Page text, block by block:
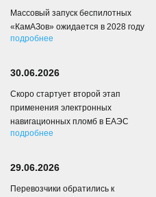
Массовый запуск беспилотных
«КамАЗов» ожидается в 2028 году
подробнее
30.06.2026
Скоро стартует второй этап
применения электронных
навигационных пломб в ЕАЭС
подробнее
29.06.2026
Перевозчики обратились к